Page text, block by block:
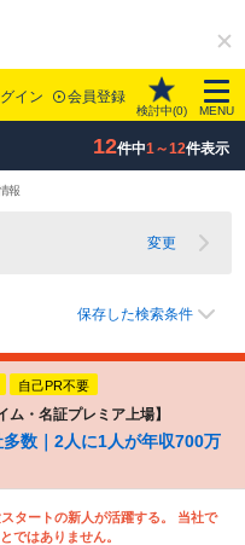
イン 会員登録
検討中(0) MENU
12件中1～12件表示
報
変更
保存した検索条件
自己PR不要
・名証プレミア上場】
数｜2人に1人が年収700万
タートの新人が活躍する。 当社で
ではありません。